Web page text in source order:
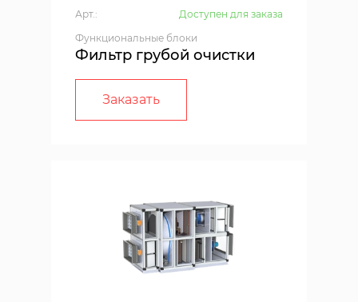
Арт.:
Доступен для заказа
Функциональные блоки
Фильтр грубой очистки
Заказать